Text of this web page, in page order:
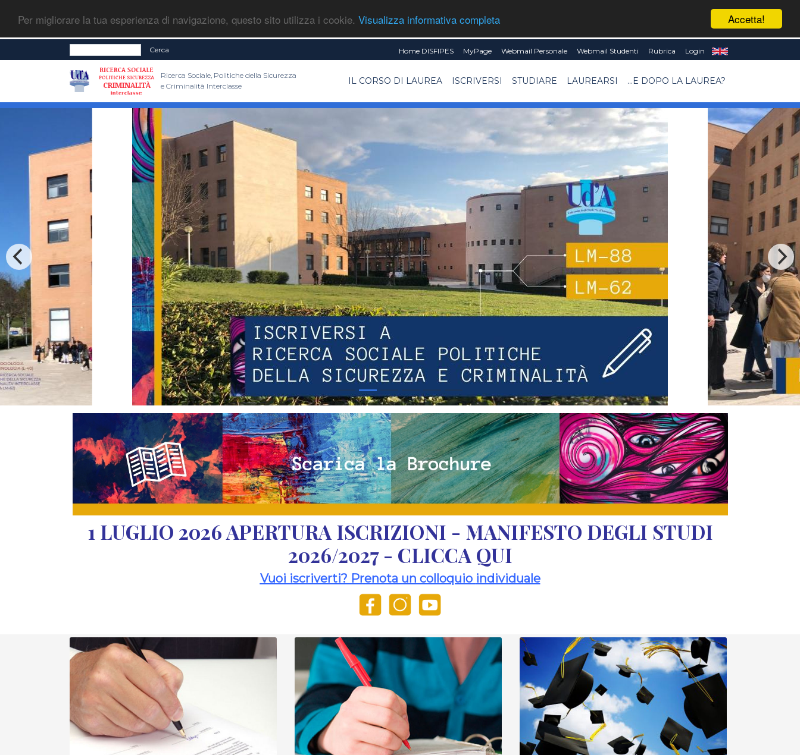
Accetta!
Per migliorare la tua esperienza di navigazione, questo sito utilizza i cookie. Visualizza informativa completa
Cerca Home DISFIPES MyPage Webmail Personale Webmail Studenti Rubrica Login
Ricerca Sociale, Politiche della Sicurezza
e Criminalità Interclasse
IL CORSO DI LAUREA ISCRIVERSI STUDIARE LAUREARSI ...E DOPO LA LAUREA?
1 LUGLIO 2026 APERTURA ISCRIZIONI - MANIFESTO DEGLI STUDI
2026/2027 - CLICCA QUI
Vuoi iscriverti? Prenota un colloquio individuale